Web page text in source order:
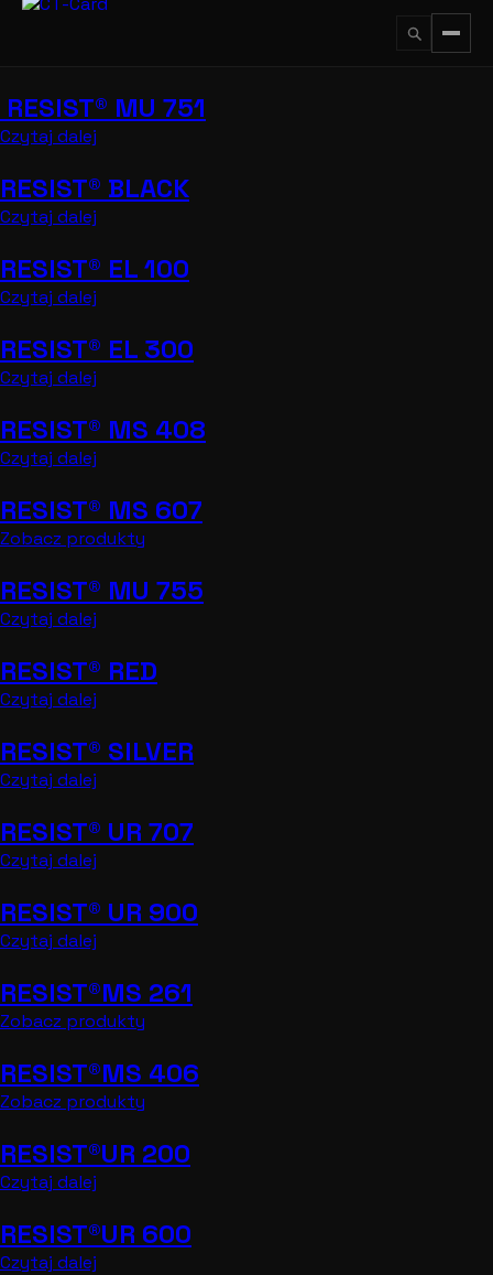
Przejdź
RESIST® MU 751
Czytaj dalej
RESIST® BLACK
Czytaj dalej
RESIST® EL 100
Czytaj dalej
RESIST® EL 300
Czytaj dalej
RESIST® MS 408
Czytaj dalej
RESIST® MS 607
Zobacz produkty
RESIST® MU 755
Czytaj dalej
RESIST® RED
Czytaj dalej
RESIST® SILVER
Czytaj dalej
RESIST® UR 707
Czytaj dalej
RESIST® UR 900
Czytaj dalej
RESIST®MS 261
Zobacz produkty
RESIST®MS 406
Zobacz produkty
RESIST®UR 200
Czytaj dalej
RESIST®UR 600
Czytaj dalej